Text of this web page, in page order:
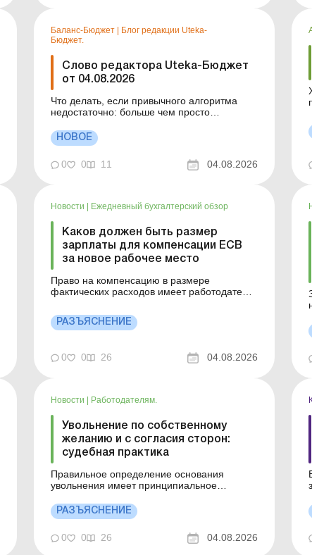
Баланс-Бюджет
Блог редакции Uteka-
Бюджет.
Слово редактора Uteka-Бюджет
от 04.08.2026
Что делать, если привычного алгоритма
недостаточно: больше чем просто
можно решить по привычному алгоритму.
Иногда возникают вопросы, ответы на
которые не найдешь ни в законах, ни в
типовых инструкциях. Нужна практика,
НОВОЕ
0 0 11 04.08.2026
Новости Ежедневный бухгалтерский обзор
Каков должен быть размер
зарплаты для компенсации ЕСВ
за новое рабочее место
Право на компенсацию в размере
фактических расходов имеет работодатель,
место сроком не менее двух лет по
направлению центра занятости
менее трех минимальных заработных плат.
РАЗЪЯСНЕНИЕ
0 0 26 04.08.2026
Новости | Работодателям.
Увольнение по собственному
желанию и с согласия сторон:
судебная практика
Правильное определение основания
увольнения имеет принципиальное
решения и защиты трудовых прав
работника. Детальнее см. ниже. Больше по
нарушивших правила воинского учета
РАЗЪЯСНЕНИЕ
0 0 26 04.08.2026